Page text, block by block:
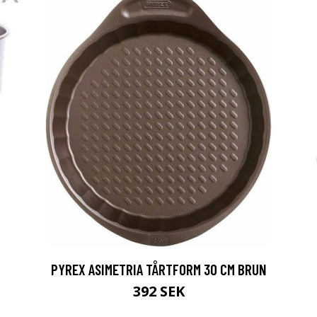
PYREX ASIMETRIA TÅRTFORM 30 CM BRUN
392 SEK